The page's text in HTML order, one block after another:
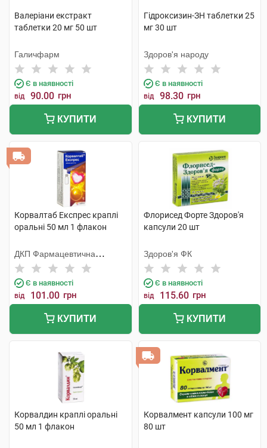
Валеріани екстракт
таблетки 20 мг 50 шт
Галичфарм
Є в наявності
від 90.00 грн
КУПИТИ
Гідроксизин-ЗН таблетки 25
мг 30 шт
Здоров'я народу
Є в наявності
від 98.30 грн
КУПИТИ
Корвалтаб Експрес краплі
оральні 50 мл 1 флакон
ДКП Фармацевтична
фабрика
Є в наявності
від 101.00 грн
КУПИТИ
Флорисед Форте Здоров'я
капсули 20 шт
Здоров'я ФК
Є в наявності
від 115.60 грн
КУПИТИ
Корвалдин краплі оральні
50 мл 1 флакон
Корвалмент капсули 100 мг
80 шт